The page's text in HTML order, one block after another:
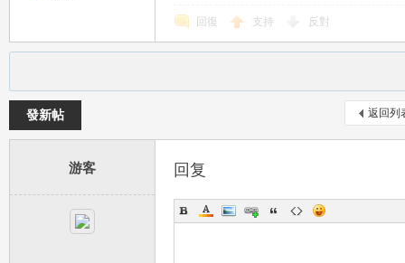
回復 支持 反對
返回列
發新帖
游客 回复